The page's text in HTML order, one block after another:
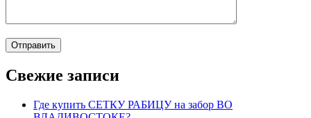
Свежие записи
Где купить СЕТКУ РАБИЦУ на забор ВО